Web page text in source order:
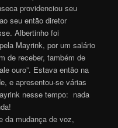
providenciou seu
seu então diretor
Albertinho foi
Mayrink, por um salário
de receber, também de
ouro”. Estava então na
e apresentou-se várias
nesse tempo: nada
da mudança de voz,